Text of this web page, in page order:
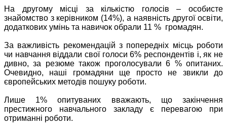
На другому місці за кількістю голосів – особисте
знайомство з керівником (14%), а наявність другої освіти,
додаткових умінь та навичок обрали 11 % громадян.
За важливість рекомендацій з попередніх місць роботи
чи навчання віддали свої голоси 6% респондентів і, як не
дивно, за резюме також проголосували 6 % опитаних.
Очевидно, наші громадяни ще просто не звикли до
європейських методів пошуку роботи.
Лише 1% опитуваних вважають, що закінчення
престижного навчального закладу є перевагою при
отриманні роботи.